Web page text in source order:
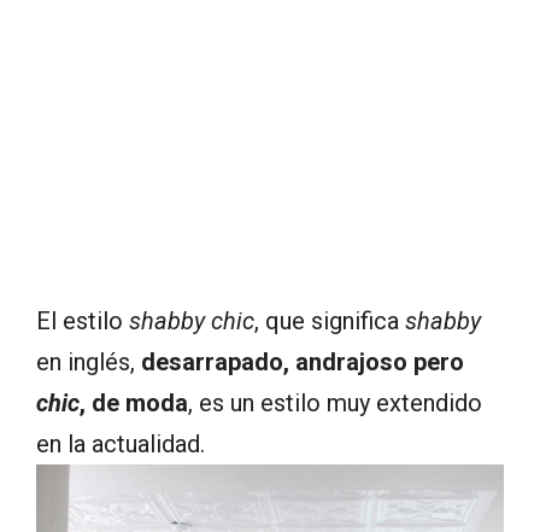
El estilo shabby chic, que significa shabby
en inglés, desarrapado, andrajoso pero
chic, de moda, es un estilo muy extendido
en la actualidad.